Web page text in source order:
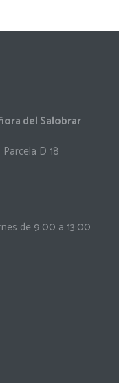
del Salobrar
D 18
de 9:00 a 13:00